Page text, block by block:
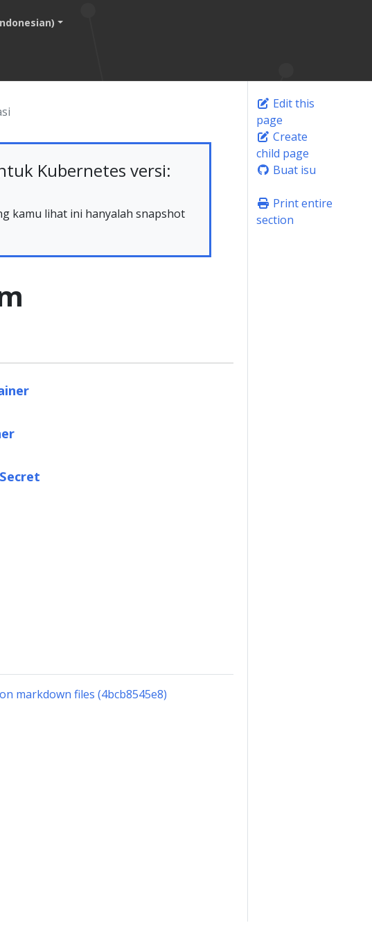
Kubernetes versi:
kamu lihat ini hanyalah snapshot
markdown files (4bcb8545e8)
Edit this
page
Create
child page
Buat isu
Print entire
section